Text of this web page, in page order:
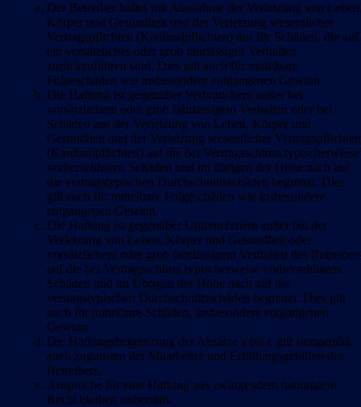
Der Betreiber haftet mit Ausnahme der Verletzung von
Körper und Gesundheit und der Verletzung wesentlicher
Vertragspflichten (Kardinalpflichten) nur für Schäden, die auf
ein vorsätzliches oder grob fahrlässiges Verhalten
zurückzuführen sind. Dies gilt auch für mittelbare
Folgeschäden wie insbesondere entgangenen Gewinn.
Die Haftung ist gegenüber Verbrauchern außer bei
vorsätzlichem oder grob fahrlässigem Verhalten oder bei
Schäden aus der Verletzung von Leben, Körper und
Gesundheit und der Verletzung wesentlicher Vertragspflichten
(Kardinalpflichten) auf die bei Vertragsschluss typischerweise
vorhersehbaren Schäden und im übrigen der Höhe nach auf
die vertragstypischen Durchschnittsschäden begrenzt. Dies
gilt auch für mittelbare Folgeschäden wie insbesondere
entgangenen Gewinn.
Die Haftung ist gegenüber Unternehmern außer bei der
Verletzung von Leben, Körper und Gesundheit oder
vorsätzlichem oder grob fahrlässigem Verhalten des
auf die bei Vertragsschluss typischerweise vorhersehbaren
Schäden und im Übrigen der Höhe nach auf die
vertragstypischen Durchschnittsschäden begrenzt. Dies gilt
auch für mittelbare Schäden, insbesondere entgangenen
Gewinn.
Die Haftungsbegrenzung der Absätze a bis c gilt sinngemäß
auch zugunsten der Mitarbeiter und Erfüllungsgehilfen des
Betreibers.
Ansprüche für eine Haftung aus zwingendem nationalem
Recht bleiben unberührt.